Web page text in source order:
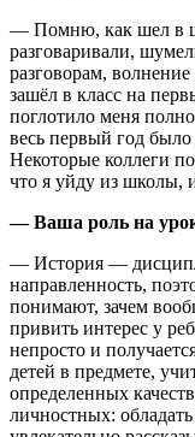
— Помню, как шел в
разговаривали,
разговорам,
зашёл в класс на
поглотило меня
весь первый год
Некоторые коллеги
что я уйду из школы,
— Ваша роль на
— История —
направленность,
понимают, зачем
привить интерес у
непросто и
детей в предмете,
определенных
личностных: